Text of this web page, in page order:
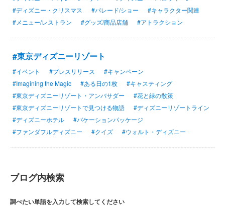
#ディズニー・クリスマス
#パレード/ショー
#キャラクター関連
#メニュー/レストラン
#グッズ/商品店舗 #アトラクション
#東京ディズニーリゾート
#イベント #プレスリリース
#キャンペーン
#Imagining the Magic
#ある日の1枚
#キャスティング
#東京ディズニーリゾート・アンバサダー
#花と緑の散策
#東京ディズニーリゾートで見つける物語
#ディズニーリゾートライン
#ディズニーホテル
#バケーションパッケージ
#ファンダフルディズニー
#クイズ #ウォルト・ディズニー
ブログ内検索
調べたい単語を入力して検索してください